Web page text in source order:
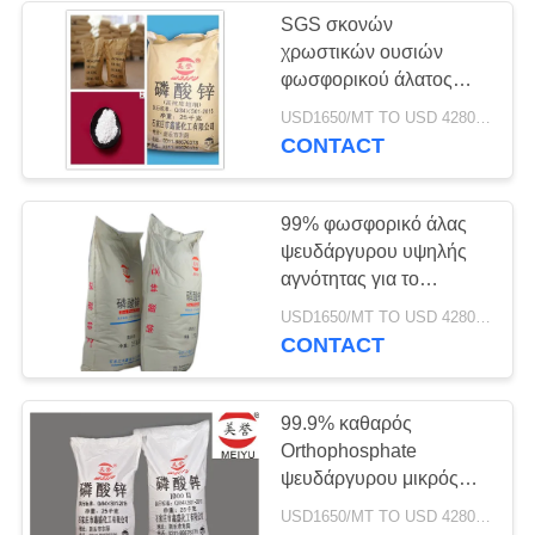
Φωσφορικό άλας
αργιλίου
Μονο φωσφορικό
άλας αργιλίου
83
SGS σκονών
χρωστικών ουσιών
φωσφορικού άλατος
ψευδάργυρου υψηλής
καθαρότητας χημικά
CONTACT
99% φωσφορικό άλας
ψευδάργυρου υψηλής
αγνότητας για το
βασισμένα στο νερό
χρώμα και το επίστρωμα
USD1650/MT TO USD 4280 MOQ:1kg
CONTACT
99.9% καθαρός
Orthophosphate
ψευδάργυρου μικρός
Δείκτης διάθλασης για
USD1650/MT TO USD 4280 MOQ:1kg